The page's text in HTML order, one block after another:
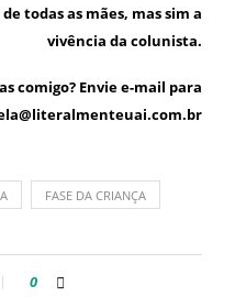
todas as mães, mas sim a
vivência da colunista.
comigo? Envie e-mail para
FASE DA CRIANÇA
0